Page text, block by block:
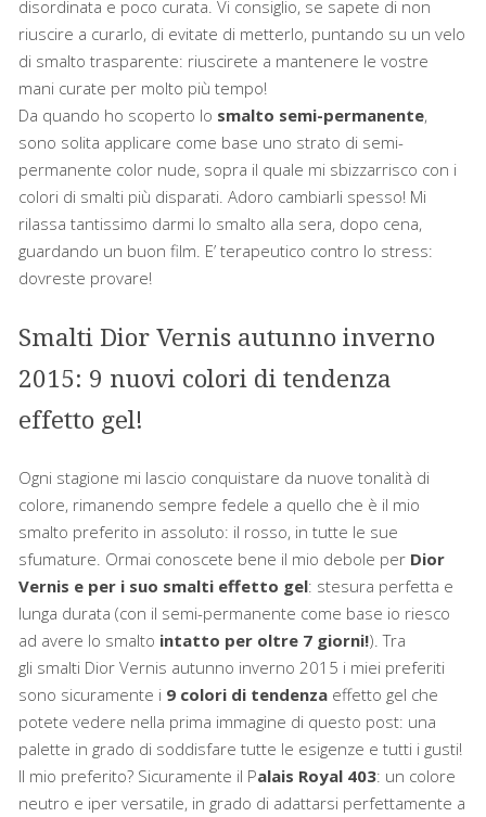
disordinata e poco curata. Vi consiglio, se sapete di non
riuscire a curarlo, di evitate di metterlo, puntando su un velo
di smalto trasparente: riuscirete a mantenere le vostre
mani curate per molto più tempo!
Da quando ho scoperto lo smalto semi-permanente,
sono solita applicare come base uno strato di semi-
permanente color nude, sopra il quale mi sbizzarrisco con i
colori di smalti più disparati. Adoro cambiarli spesso! Mi
rilassa tantissimo darmi lo smalto alla sera, dopo cena,
guardando un buon film. E’ terapeutico contro lo stress:
dovreste provare!
Smalti Dior Vernis autunno inverno
2015: 9 nuovi colori di tendenza
effetto gel!
Ogni stagione mi lascio conquistare da nuove tonalità di
colore, rimanendo sempre fedele a quello che è il mio
smalto preferito in assoluto: il rosso, in tutte le sue
sfumature. Ormai conoscete bene il mio debole per Dior
Vernis e per i suo smalti effetto gel: stesura perfetta e
lunga durata (con il semi-permanente come base io riesco
ad avere lo smalto intatto per oltre 7 giorni!). Tra
gli smalti Dior Vernis autunno inverno 2015 i miei preferiti
sono sicuramente i 9 colori di tendenza effetto gel che
potete vedere nella prima immagine di questo post: una
palette in grado di soddisfare tutte le esigenze e tutti i gusti!
Il mio preferito? Sicuramente il Palais Royal 403: un colore
neutro e iper versatile, in grado di adattarsi perfettamente a